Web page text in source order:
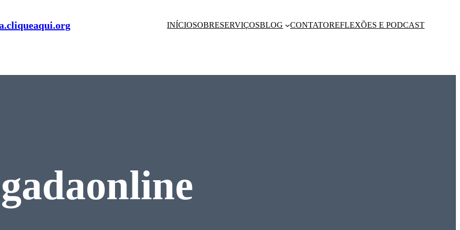
INÍCIOSOBRESERVIÇOSBLOG CONTATOREFLEXÕES E PODCAST